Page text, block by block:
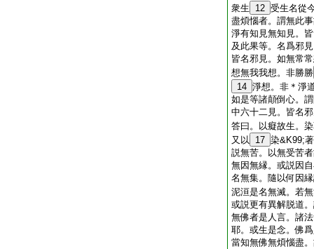
衆生
12 受生名從
盡煩惱者。謂無此
淨有知見無知見。
及此果等。名爲邪
皆名邪見。如無常
想無我我想。非勝勝
14 淨想。非＊淨
如是等諸顛倒心。
中六十二見。皆名
答曰。以癡故生。
又以
17 染&K99;
説無苦。以無受苦
無因無縁。或説因
名無集。隨以何因
泥洹是名無滅。若
或説更有異解脱道
無佛者是人言。諸
耶。或生是念。佛
當知無佛無煩惱盡